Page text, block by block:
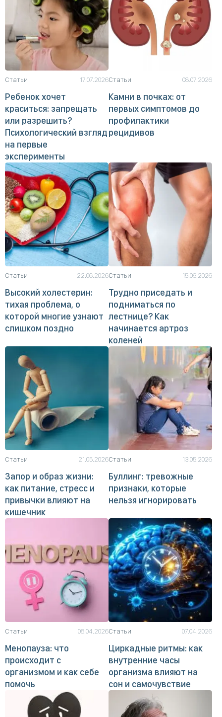
Статьи 17.07.2026
Ребенок хочет
краситься: запрещать
или разрешить?
Психологический взгляд
на первые
эксперименты
Статьи 08.07.2026
Камни в почках: от
первых симптомов до
профилактики
рецидивов
Статьи 22.06.2026
Высокий холестерин:
тихая проблема, о
которой многие узнают
слишком поздно
Статьи 15.06.2026
Трудно приседать и
подниматься по
лестнице? Как
начинается артроз
коленей
Статьи 21.05.2026
Запор и образ жизни:
как питание, стресс и
привычки влияют на
кишечник
Статьи 13.05.2026
Буллинг: тревожные
признаки, которые
нельзя игнорировать
Статьи 08.04.2026
Менопауза: что
происходит с
организмом и как себе
помочь
Статьи 07.04.2026
Циркадные ритмы: как
внутренние часы
организма влияют на
сон и самочувствие